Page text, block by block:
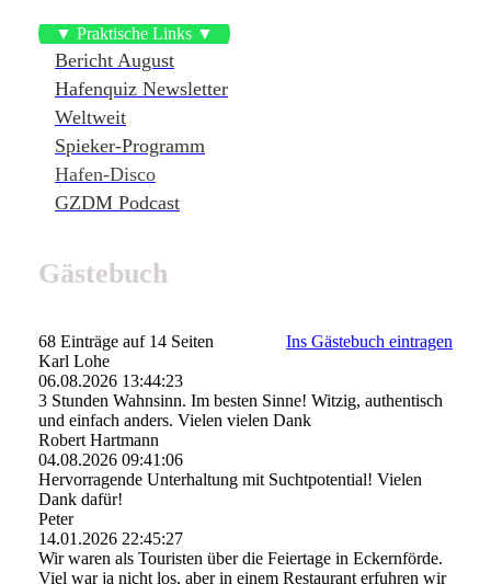
▼ Praktische Links ▼
Bericht August
Hafenquiz Newsletter
Weltweit
Spieker-Programm
Hafen-Disco
GZDM Podcast
Gästebuch
68 Einträge auf 14 Seiten
Ins Gästebuch eintragen
Karl Lohe
06.08.2026 13:44:23
3 Stunden Wahnsinn. Im besten Sinne! Witzig, authentisch
und einfach anders. Vielen vielen Dank
Robert Hartmann
04.08.2026 09:41:06
Hervorragende Unterhaltung mit Suchtpotential! Vielen
Dank dafür!
Peter
14.01.2026 22:45:27
Wir waren als Touristen über die Feiertage in Eckernförde.
Viel war ja nicht los, aber in einem Restaurant erfuhren wir